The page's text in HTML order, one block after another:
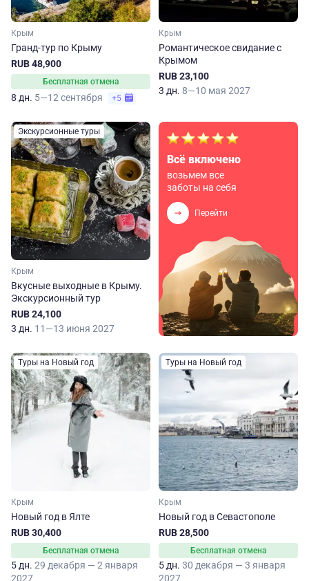
Крым
Гранд-тур по Крыму
RUB 48,900
Бесплатная отмена
8 дн. 5—12 сентября +5
Крым
Романтическое свидание с
Крымом
RUB 23,100
3 дн. 8—10 мая 2027
Экскурсионные туры
Крым
Вкусные выходные в Крыму.
Экскурсионный тур
RUB 24,100
3 дн. 11—13 июня 2027
Всё включено
возьмем все
заботы на себя
Перейти
Туры на Новый год
Крым
Новый год в Ялте
RUB 30,400
Бесплатная отмена
5 дн. 29 декабря — 2 января
2027
Туры на Новый год
Крым
Новый год в Севастополе
RUB 28,500
Бесплатная отмена
5 дн. 30 декабря — 3 января
2027